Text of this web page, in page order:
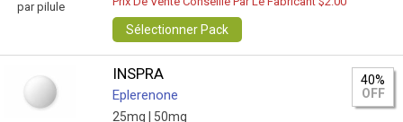
par pilule
Sélectionner Pack
INSPRA
Eplerenone
25mg | 50mg
40%
OFF